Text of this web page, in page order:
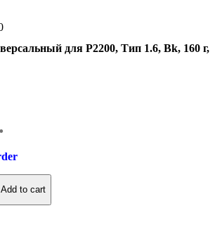
для P2200, Тип 1.6, Bk, 160 г,
Add to cart